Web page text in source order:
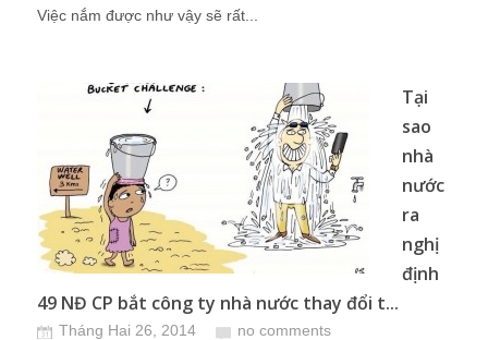
Việc nắm được như vậy sẽ rất...
Tại
sao
nhà
nước
ra
nghị
định
49 NĐ CP bắt công ty nhà nước thay đổi t...
Tháng Hai 26, 2014 no comments